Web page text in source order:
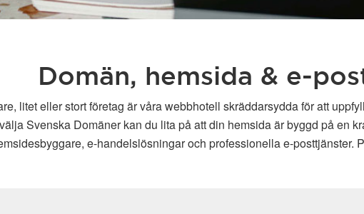
Domän, hemsida & e-
litet eller stort företag är våra webbhotell skräddarsydda för att
Svenska Domäner kan du lita på att din hemsida är byggd på en
e-handelslösningar och professionella e-posttjänster.